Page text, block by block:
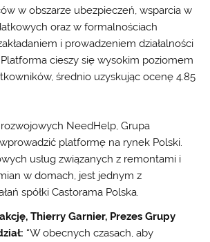
w obszarze ubezpieczeń, wsparcia w
oraz w formalnościach
i prowadzeniem działalności
cieszy się wysokim poziomem
średnio uzyskując ocenę 4.85
NeedHelp, Grupa
platformę na rynek Polski.
usług związanych z remontami i
w domach, jest jednym z
spółki Castorama Polska.
Thierry Garnier, Prezes Grupy
“W obecnych czasach, aby